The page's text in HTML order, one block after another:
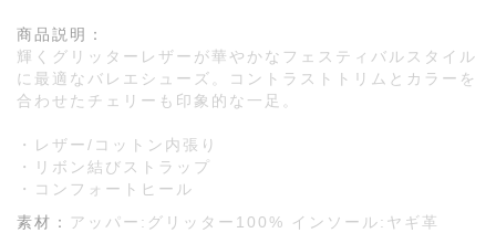
商品説明：
輝くグリッターレザーが華やかなフェスティバルスタイル
に最適なバレエシューズ。コントラストトリムとカラーを
合わせたチェリーも印象的な一足。
・レザー/コットン内張り
・リボン結びストラップ
・コンフォートヒール
素材：
アッパー:グリッター100% インソール:ヤギ革